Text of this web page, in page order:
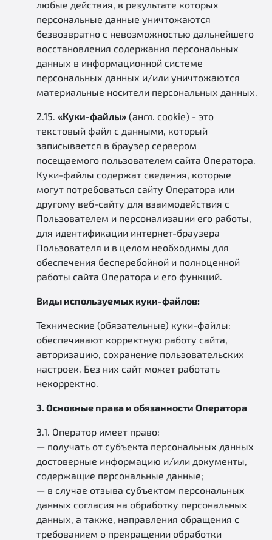
любые действия, в результате которых
персональные данные уничтожаются
безвозвратно с невозможностью дальнейшего
восстановления содержания персональных
данных в информационной системе
персональных данных и/или уничтожаются
материальные носители персональных данных.
2.15. «Куки-файлы» (англ. cookie) - это
текстовый файл с данными, который
записывается в браузер сервером
посещаемого пользователем сайта Оператора.
Куки-файлы содержат сведения, которые
могут потребоваться сайту Оператора или
другому веб-сайту для взаимодействия с
Пользователем и персонализации его работы,
для идентификации интернет-браузера
Пользователя и в целом необходимы для
обеспечения бесперебойной и полноценной
работы сайта Оператора и его функций.
Виды используемых куки-файлов:
Технические (обязательные) куки-файлы:
обеспечивают корректную работу сайта,
авторизацию, сохранение пользовательских
настроек. Без них сайт может работать
некорректно.
3. Основные права и обязанности Оператора
3.1. Оператор имеет право:
— получать от субъекта персональных данных
достоверные информацию и/или документы,
содержащие персональные данные;
— в случае отзыва субъектом персональных
данных согласия на обработку персональных
данных, а также, направления обращения с
требованием о прекращении обработки